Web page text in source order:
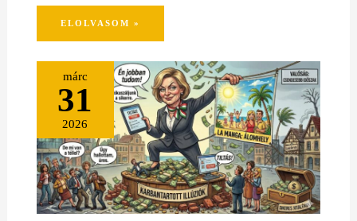
ELOLVASOM »
márc
31
2026